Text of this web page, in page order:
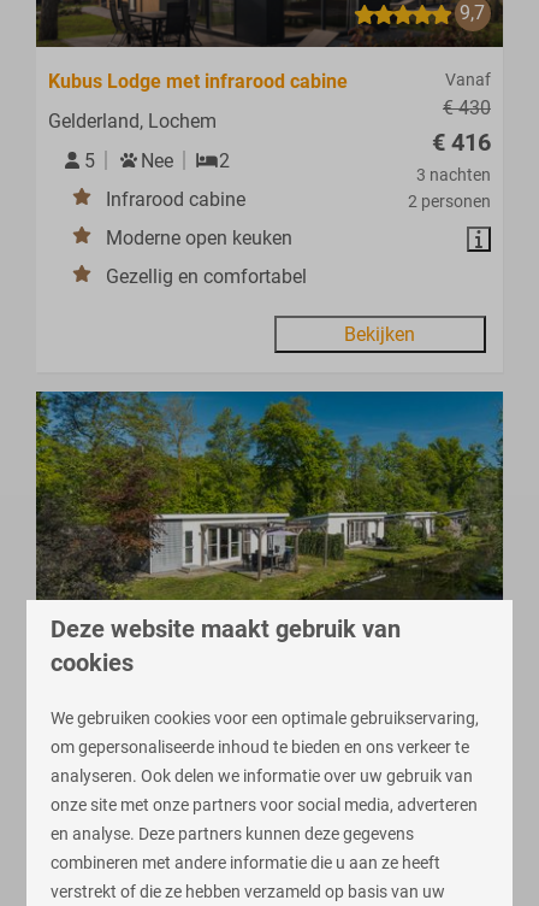
9,7
Vanaf
€ 430
€ 416
3 nachten
2 personen
Kubus Lodge met infrarood cabine
Gelderland, Lochem
5
Nee
2
Infrarood cabine
Moderne open keuken
Gezellig en comfortabel
Bekijken
€ 383
€ 371
3 nachten
2 personen
Gelderland, Lochem
4
Nee
2
Aan een waterpartij
Zonnige veranda
Opbergschuurtje voor fietsen
Deze website maakt gebruik van
cookies
We gebruiken cookies voor een optimale gebruikservaring,
om gepersonaliseerde inhoud te bieden en ons verkeer te
analyseren. Ook delen we informatie over uw gebruik van
onze site met onze partners voor social media, adverteren
en analyse. Deze partners kunnen deze gegevens
combineren met andere informatie die u aan ze heeft
verstrekt of die ze hebben verzameld op basis van uw